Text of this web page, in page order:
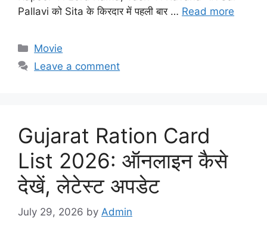
Pallavi को Sita के किरदार में पहली बार … Read more
Categories
Movie
Leave a comment
Gujarat Ration Card
List 2026: ऑनलाइन कैसे
देखें, लेटेस्ट अपडेट
July 29, 2026 by Admin